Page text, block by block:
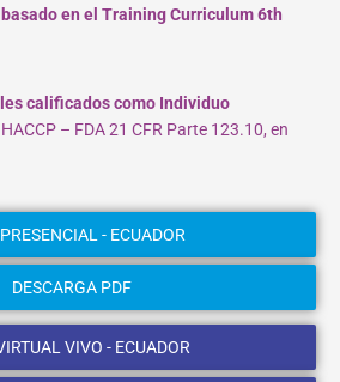
en el Training Curriculum 6th
calificados como Individuo
– FDA 21 CFR Parte 123.10, en
- ECUADOR
DESCARGA PDF
VIVO - ECUADOR